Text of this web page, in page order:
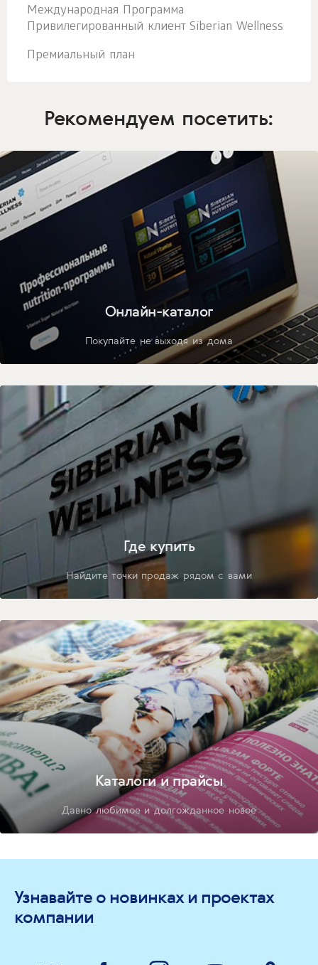
Международная Программа
Привилегированный клиент Siberian Wellness
Премиальный план
Рекомендуем посетить:
Онлайн-каталог
Покупайте не выходя из дома
Где купить
Найдите точки продаж рядом с вами
Каталоги и прайсы
Давно любимое и долгожданное новое
Узнавайте о новинках и проектах
компании